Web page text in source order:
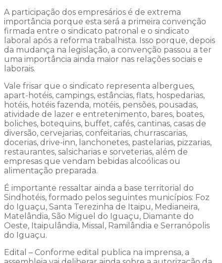
A participação dos empresários é de extrema
importância porque esta será a primeira convenção
firmada entre o sindicato patronal e o sindicato
laboral após a reforma trabalhista. Isso porque, depois
da mudança na legislação, a convenção passou a ter
uma importância ainda maior nas relações sociais e
laborais.
Vale frisar que o sindicato representa albergues,
apart-hotéis, campings, estâncias, flats, hospedarias,
hotéis, hotéis fazenda, motéis, pensões, pousadas,
atividade de lazer e entretenimento, bares, boates,
boliches, botequins, buffet, cafés, cantinas, casas de
diversão, cervejarias, confeitarias, churrascarias,
docerias, drive-inn, lanchonetes, pastelarias, pizzarias,
restaurantes, salsicharias e sorveterias, além de
empresas que vendam bebidas alcoólicas ou
alimentação preparada.
É importante ressaltar ainda a base territorial do
Sindhotéis, formado pelos seguintes municípios: Foz
do Iguaçu, Santa Terezinha de Itaipu, Medianeira,
Matelândia, São Miguel do Iguaçu, Diamante do
Oeste, Itaipulândia, Missal, Ramilândia e Serranópolis
do Iguaçu.
Edital – Conforme edital publica na imprensa, a